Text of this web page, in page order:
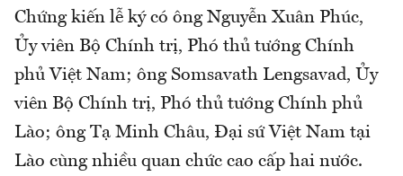
Chứng kiến lễ ký có ông Nguyễn Xuân Phúc,
Ủy viên Bộ Chính trị, Phó thủ tướng Chính
phủ Việt Nam; ông Somsavath Lengsavad, Ủy
viên Bộ Chính trị, Phó thủ tướng Chính phủ
Lào; ông Tạ Minh Châu, Đại sứ Việt Nam tại
Lào cùng nhiều quan chức cao cấp hai nước.